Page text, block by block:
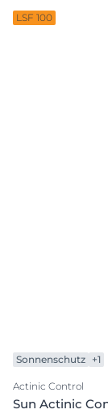
LSF 100
Sonnenschutz +1
Actinic Control
Sun Actinic